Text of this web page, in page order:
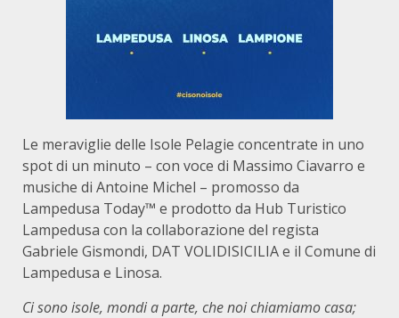
Le meraviglie delle Isole Pelagie concentrate in uno
spot di un minuto – con voce di Massimo Ciavarro e
musiche di Antoine Michel – promosso da
Lampedusa Today™ e prodotto da Hub Turistico
Lampedusa con la collaborazione del regista
Gabriele Gismondi, DAT VOLIDISICILIA e il Comune di
Lampedusa e Linosa.
Ci sono isole, mondi a parte, che noi chiamiamo casa;